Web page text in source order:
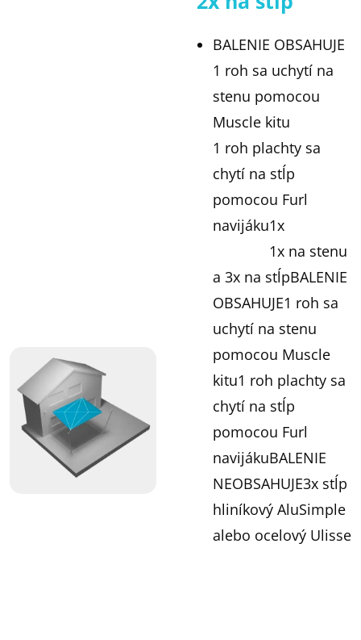
BALENIE OBSAHUJE
1 roh sa uchytí na
stenu pomocou
Muscle kitu
1 roh plachty sa
chytí na stĺp
pomocou Furl
navijáku1x
1x na stenu
a 3x na stĺpBALENIE
OBSAHUJE1 roh sa
uchytí na stenu
pomocou Muscle
kitu1 roh plachty sa
chytí na stĺp
pomocou Furl
navijákuBALENIE
NEOBSAHUJE3x stĺp
hliníkový AluSimple
alebo ocelový Ulisse